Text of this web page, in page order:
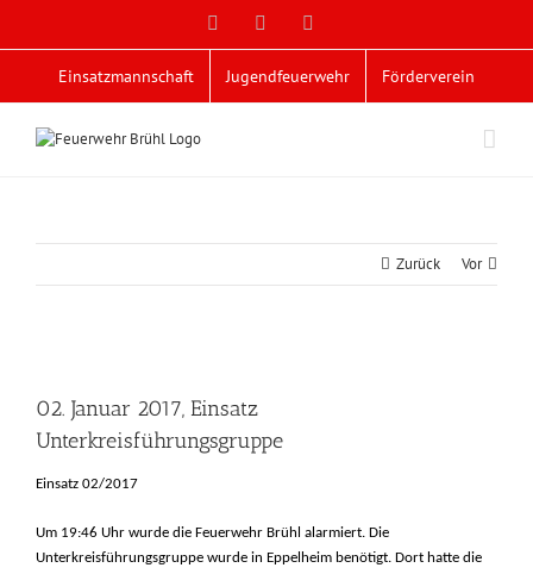
Facebook
Einsatzmannschaft Jugendfeuerwehr Förderverein
Zurück Vor
Bild
02. Januar 2017, Einsatz
Unterkreisführungsgruppe
Einsatz 02/2017
Um 19:46 Uhr wurde die Feuerwehr Brühl alarmiert. Die
Unterkreisführungsgruppe wurde in Eppelheim benötigt. Dort hatte die